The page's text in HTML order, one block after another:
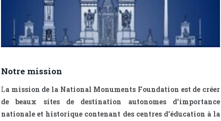
Notre mission
La mission de la National Monuments Foundation est de créer
de beaux sites de destination autonomes d’importance
nationale et historique contenant des centres d’éducation à la